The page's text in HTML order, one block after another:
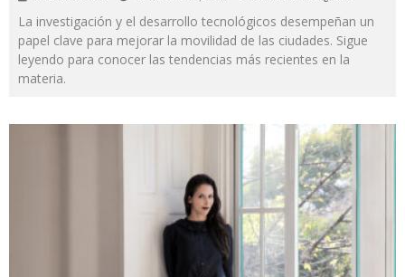
La investigación y el desarrollo tecnológicos desempeñan un
papel clave para mejorar la movilidad de las ciudades. Sigue
leyendo para conocer las tendencias más recientes en la
materia.